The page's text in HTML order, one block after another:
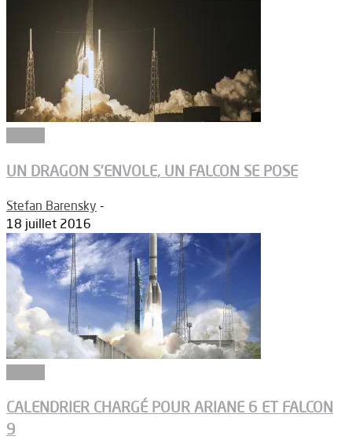
UN DRAGON S’ENVOLE, UN FALCON SE POSE
Stefan Barensky -
18 juillet 2016
CALENDRIER CHARGÉ POUR ARIANE 6 ET FALCON
9